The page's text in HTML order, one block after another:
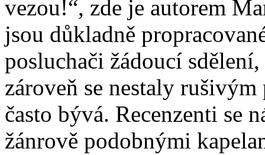
vezou!“, zde je autorem
jsou důkladně
posluchači žádoucí
zároveň se nestaly
často bývá. Recenzenti se
žánrově podobnými